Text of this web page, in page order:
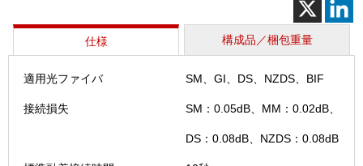
仕様 構成品／梱包重量
適用光ファイバ SM、GI、DS、NZDS、BIF
接続損失 SM：0.05dB、MM：0.02dB、
DS：0.08dB、NZDS：0.08dB